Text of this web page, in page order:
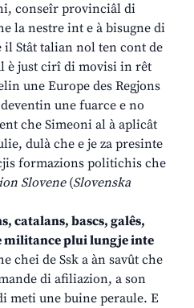
conseîr provinciâl di
la nestre int e à bisugne di
Stât talian nol ten cont de
è just cirî di movisi in rêt
une Europe des Regjons
une fuarce e no
che Simeoni al à aplicât
dulà che e je za presinte
formazions politichis che
Slovene(Slovenska
catalans, bascs, galês,
militance plui lungje inte
chei de Ssk a àn savût che
di afiliazion, a son
meti une buine peraule. E